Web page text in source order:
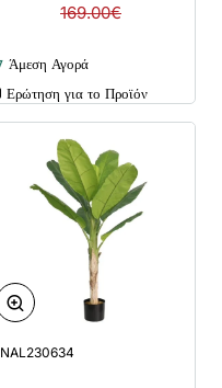
169.00€
Άμεση Αγορά
Ερώτηση για το Προϊόν
NAL230634